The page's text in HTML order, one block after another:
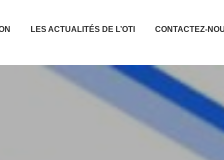
LES ACTUALITÉS DE L’OTI CONTACTEZ-